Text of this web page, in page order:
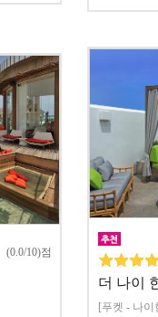
(0.0/10)점
더 나이
[푸켓 - 나이